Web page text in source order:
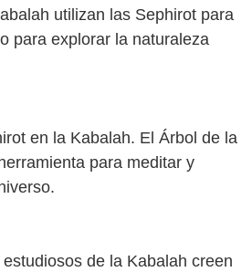
utilizan las Sephirot para
para explorar la naturaleza
en la Kabalah. El Árbol de la
para meditar y
de la Kabalah creen